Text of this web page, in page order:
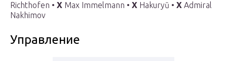
Richthofen • X Max Immelmann • X Hakuryū • X Admiral
Nakhimov
Управление